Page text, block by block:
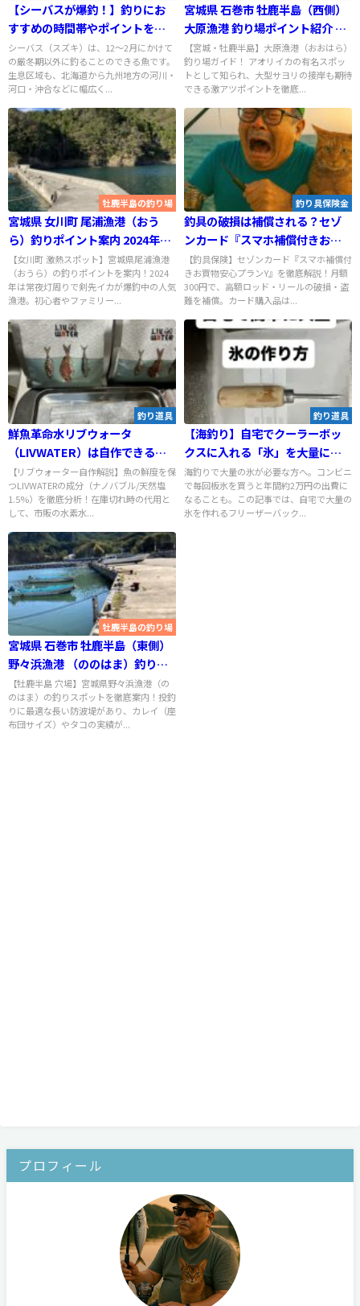
【シーバスが爆釣！】釣りにお
すすめの時間帯やポイントを紹
介！
シーバス（スズキ）は、12〜2月にかけて
の厳冬期以外に釣ることのできる魚です。
生息区域も、北海道から九州地方の河川・
河口・沖合などに幅広く...
宮城県 石巻市 牡鹿半島（西側）
大原漁港 釣り場ポイント紹介 ア
オリイカの有名スポット！大型
サヨリも接岸する
【宮城・牡鹿半島】大原漁港（おおはら）
釣り場ガイド！ アオリイカの有名スポッ
トとして知られ、大型サヨリの接岸も期待
できる激アツポイントを徹底...
牡鹿半島の釣り場
宮城県 女川町 尾浦漁港（おう
ら）釣りポイント案内 2024年は
剣先イカ爆釣中の激熱スポット
【女川町 激熱スポット】宮城県尾浦漁港
（おうら）の釣りポイントを案内！2024
年は常夜灯周りで剣先イカが爆釣中の人気
漁港。初心者やファミリー...
釣り具保険金
釣具の破損は補償される？セゾ
ンカード『スマホ補償付きお買
い物安心プランY』を徹底解説
【釣具保険】セゾンカード『スマホ補償付
きお買物安心プランY』を徹底解説！月額
300円で、高額ロッド・リールの破損・盗
難を補償。カード購入品は...
釣り道具
鮮魚革命水リブウォータ
（LIVWATER）は自作できるの
か？成分説明から作り方まで解
説（自己責任）
【リブウォーター自作解説】魚の鮮度を保
つLIVWATERの成分（ナノバブル/天然塩
1.5%）を徹底分析！在庫切れ時の代用と
して、市販の水素水...
釣り道具
【海釣り】自宅でクーラーボッ
クスに入れる「氷」を大量に作
る方法
海釣りで大量の氷が必要な方へ。コンビニ
で毎回板氷を買うと年間約2万円の出費に
なることも。この記事では、自宅で大量の
氷を作れるフリーザーバック...
牡鹿半島の釣り場
宮城県 石巻市 牡鹿半島（東側）
野々浜漁港 （ののはま）釣り場
スポット案内
【牡鹿半島 穴場】宮城県野々浜漁港（の
のはま）の釣りスポットを徹底案内！投釣
りに最適な長い防波堤があり、カレイ（座
布団サイズ）やタコの実績が...
プロフィール